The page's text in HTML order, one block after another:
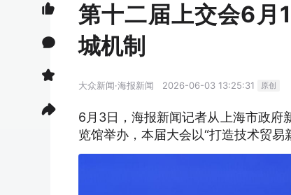
第十二届上交会6月
城机制
大众新闻·海报新闻 2026-06-03 13:25:31 原创
6月3日，海报新闻记者从上海市政府
览馆举办，本届大会以“打造技术贸易